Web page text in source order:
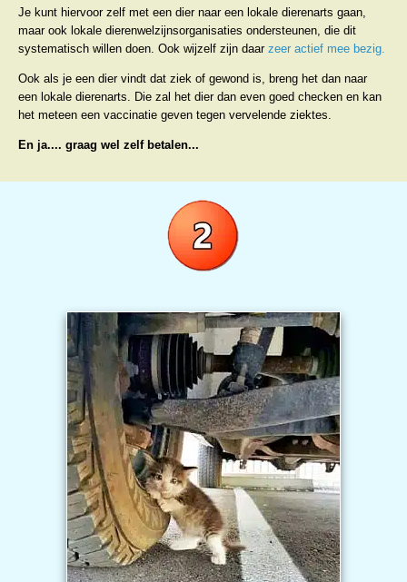
Je kunt hiervoor zelf met een dier naar een lokale dierenarts gaan,
maar ook lokale dierenwelzijnsorganisaties ondersteunen, die dit
systematisch willen doen. Ook wijzelf zijn daar zeer actief mee bezig.
Ook als je een dier vindt dat ziek of gewond is, breng het dan naar
een lokale dierenarts. Die zal het dier dan even goed checken en kan
het meteen een vaccinatie geven tegen vervelende ziektes.
En ja.... graag wel zelf betalen...